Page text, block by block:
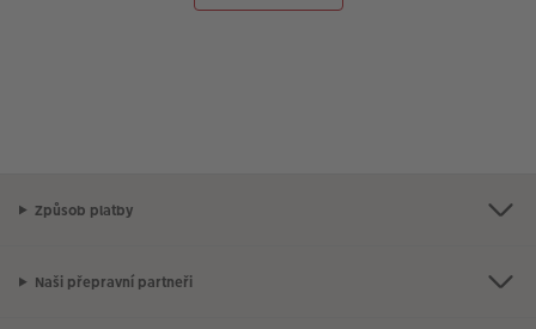
Způsob platby
Naši přepravní partneři